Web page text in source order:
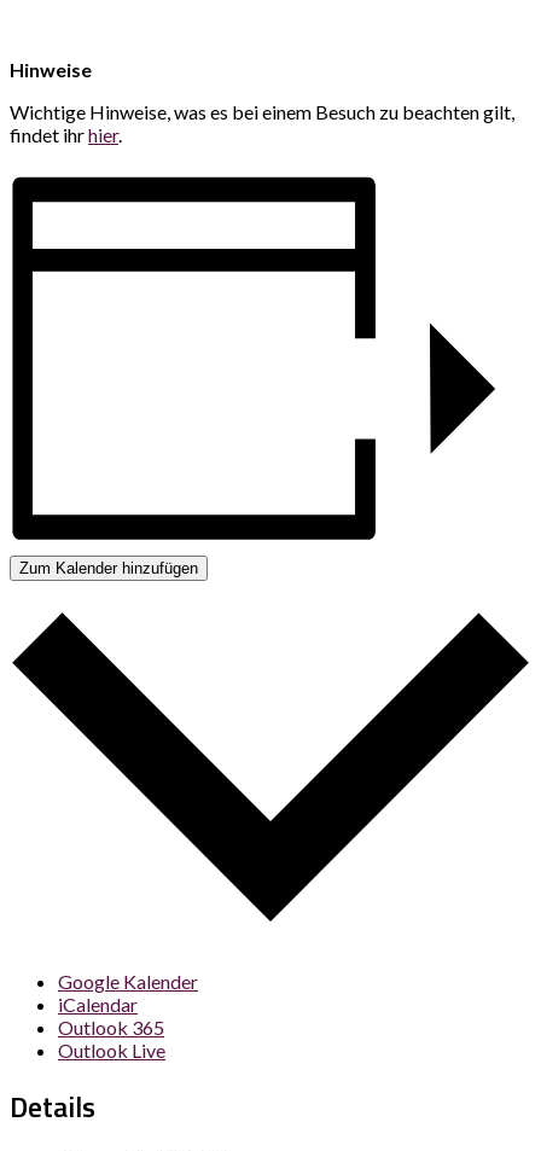
Hinweise
Wichtige Hinweise, was es bei einem Besuch zu beachten gilt,
findet ihrhier.
Zum Kalender hinzufügen
Google Kalender
iCalendar
Outlook 365
Outlook Live
Details